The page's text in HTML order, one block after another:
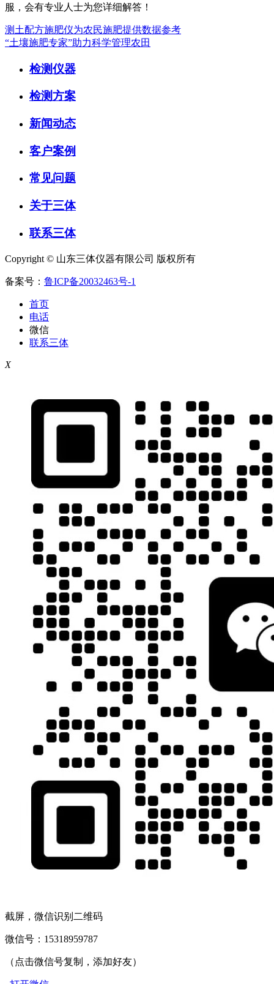
服，会有专业人士为您详细解答！
测土配方施肥仪为农民施肥提供数据参考
“土壤施肥专家”助力科学管理农田
检测仪器
检测方案
新闻动态
客户案例
常见问题
关于三体
联系三体
Copyright © 山东三体仪器有限公司 版权所有
备案号： 鲁ICP备20032463号-1
首页
电话
微信
联系三体
X
截屏，微信识别二维码
微信号： 15318959787
（点击微信号复制，添加好友）